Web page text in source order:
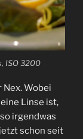
ISO 3200
Nex. Wobei
Linse ist,
irgendwas
schon seit